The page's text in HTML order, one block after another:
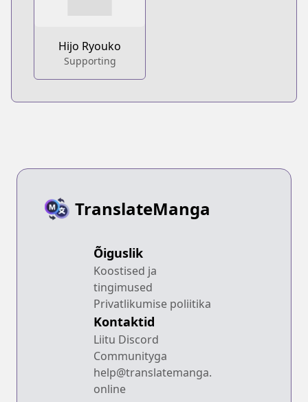
Hijo Ryouko
Supporting
TranslateManga
Õiguslik
Koostised ja
tingimused
Privatlikumise poliitika
Kontaktid
Liitu Discord
Communityga
help@translatemanga.
online